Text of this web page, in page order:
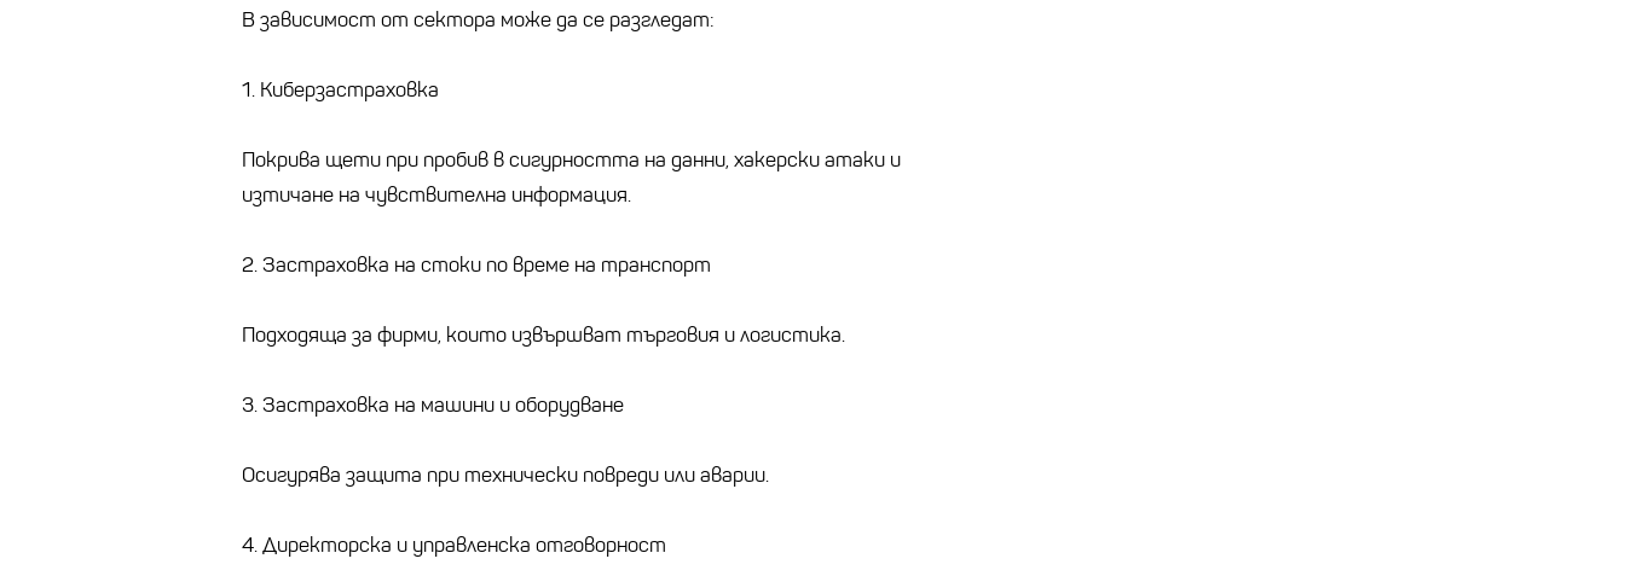
В зависимост от сектора може да се разгледат:
1. Киберзастраховка
Покрива щети при пробив в сигурността на данни, хакерски атаки и
изтичане на чувствителна информация.
2. Застраховка на стоки по време на транспорт
Подходяща за фирми, които извършват търговия и логистика.
3. Застраховка на машини и оборудване
Осигурява защита при технически повреди или аварии.
4. Директорска и управленска отговорност